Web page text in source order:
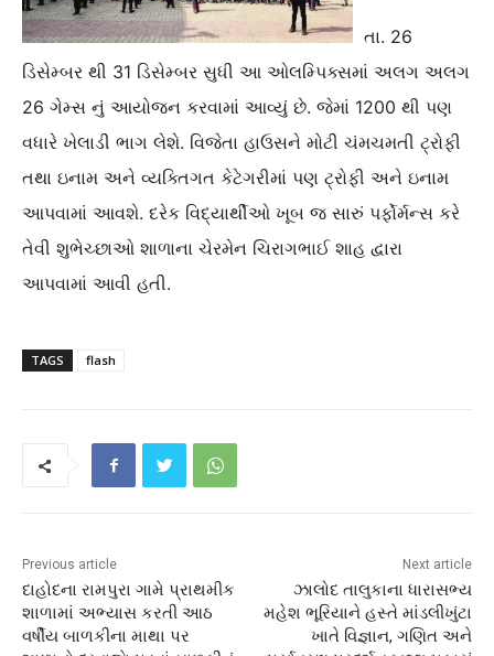
તા. 26
ડિસેમ્બર થી 31 ડિસેમ્બર સુધી આ ઓલમ્પિક્સમાં અલગ અલગ
26 ગેમ્સ નું આયોજન કરવામાં આવ્યું છે. જેમાં 1200 થી પણ
વધારે ખેલાડી ભાગ લેશે. વિજેતા હાઉસને મોટી ચંમચમતી ટ્રોફી
તથા ઇનામ અને વ્યક્તિગત કેટેગરીમાં પણ ટ્રોફી અને ઇનામ
આપવામાં આવશે. દરેક વિદ્યાર્થીઓ ખૂબ જ સારું પર્ફોર્મન્સ કરે
તેવી શુભેચ્છાઓ શાળાના ચેરમેન ચિરાગભાઈ શાહ દ્વારા
આપવામાં આવી હતી.
TAGS flash
Previous article
દાહોદના રામપુરા ગામે પ્રાથમીક
શાળામાં અભ્યાસ કરતી આઠ
વર્ષીય બાળકીના માથા પર
Next article
ઝાલોદ તાલુકાના ધારાસભ્ય
મહેશ ભૂરિયાને હસ્તે માંડલીખુંટા
ખાતે વિજ્ઞાન, ગણિત અને